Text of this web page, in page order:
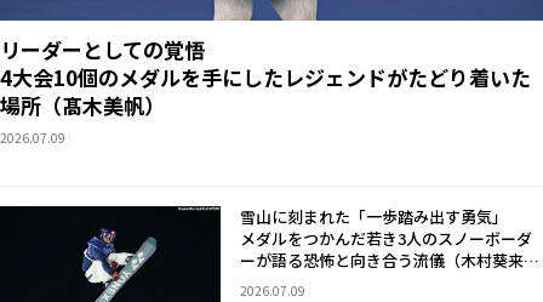
リーダーとしての覚悟
4大会10個のメダルを手にしたレジェンドがたどり着いた
場所（髙木美帆）
2026.07.09
雪山に刻まれた「一歩踏み出す勇気」
メダルをつかんだ若き3人のスノーボーダ
ーが語る恐怖と向き合う流儀（木村葵来、
木俣椋真、長谷川帝勝）
2026.07.09